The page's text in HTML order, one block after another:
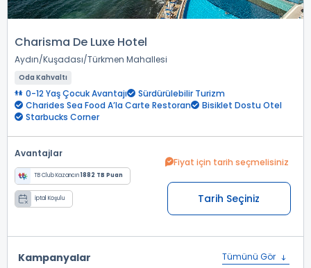
Charisma De Luxe Hotel
Aydın Kuşadası Türkmen Mahallesi
Oda Kahvaltı
0-12 Yaş Çocuk Avantajı
Sürdürülebilir Turizm
Charides Sea Food A’la Carte Restoran
Bisiklet Dostu Otel
Starbucks Corner
Avantajlar
TB Club Kazancın1882 TB Puan
İptal Koşulu
Fiyat için tarih seçmelisiniz
Tarih Seçiniz
Kampanyalar Tümünü Gör